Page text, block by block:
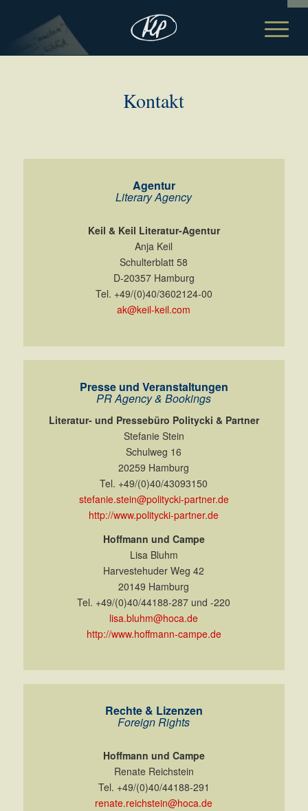
Kontakt
Agentur
Literary Agency
Keil & Keil Literatur-Agentur
Anja Keil
Schulterblatt 58
D-20357 Hamburg
Tel. +49/(0)40/3602124-00
ak@keil-keil.com
Presse und Veranstaltungen
PR Agency & Bookings
Literatur- und Pressebüro Politycki & Partner
Stefanie Stein
Schulweg 16
20259 Hamburg
Tel. +49/(0)40/43093150
stefanie.stein@politycki-partner.de
http://www.politycki-partner.de
Hoffmann und Campe
Lisa Bluhm
Harvestehuder Weg 42
20149 Hamburg
Tel. +49/(0)40/44188-287 und -220
lisa.bluhm@hoca.de
http://www.hoffmann-campe.de
Rechte & Lizenzen
Foreign Rights
Hoffmann und Campe
Renate Reichstein
Tel. +49/(0)40/44188-291
renate.reichstein@hoca.de